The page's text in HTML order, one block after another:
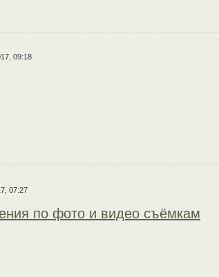
09:18
07:27
по фото и видео съёмкам